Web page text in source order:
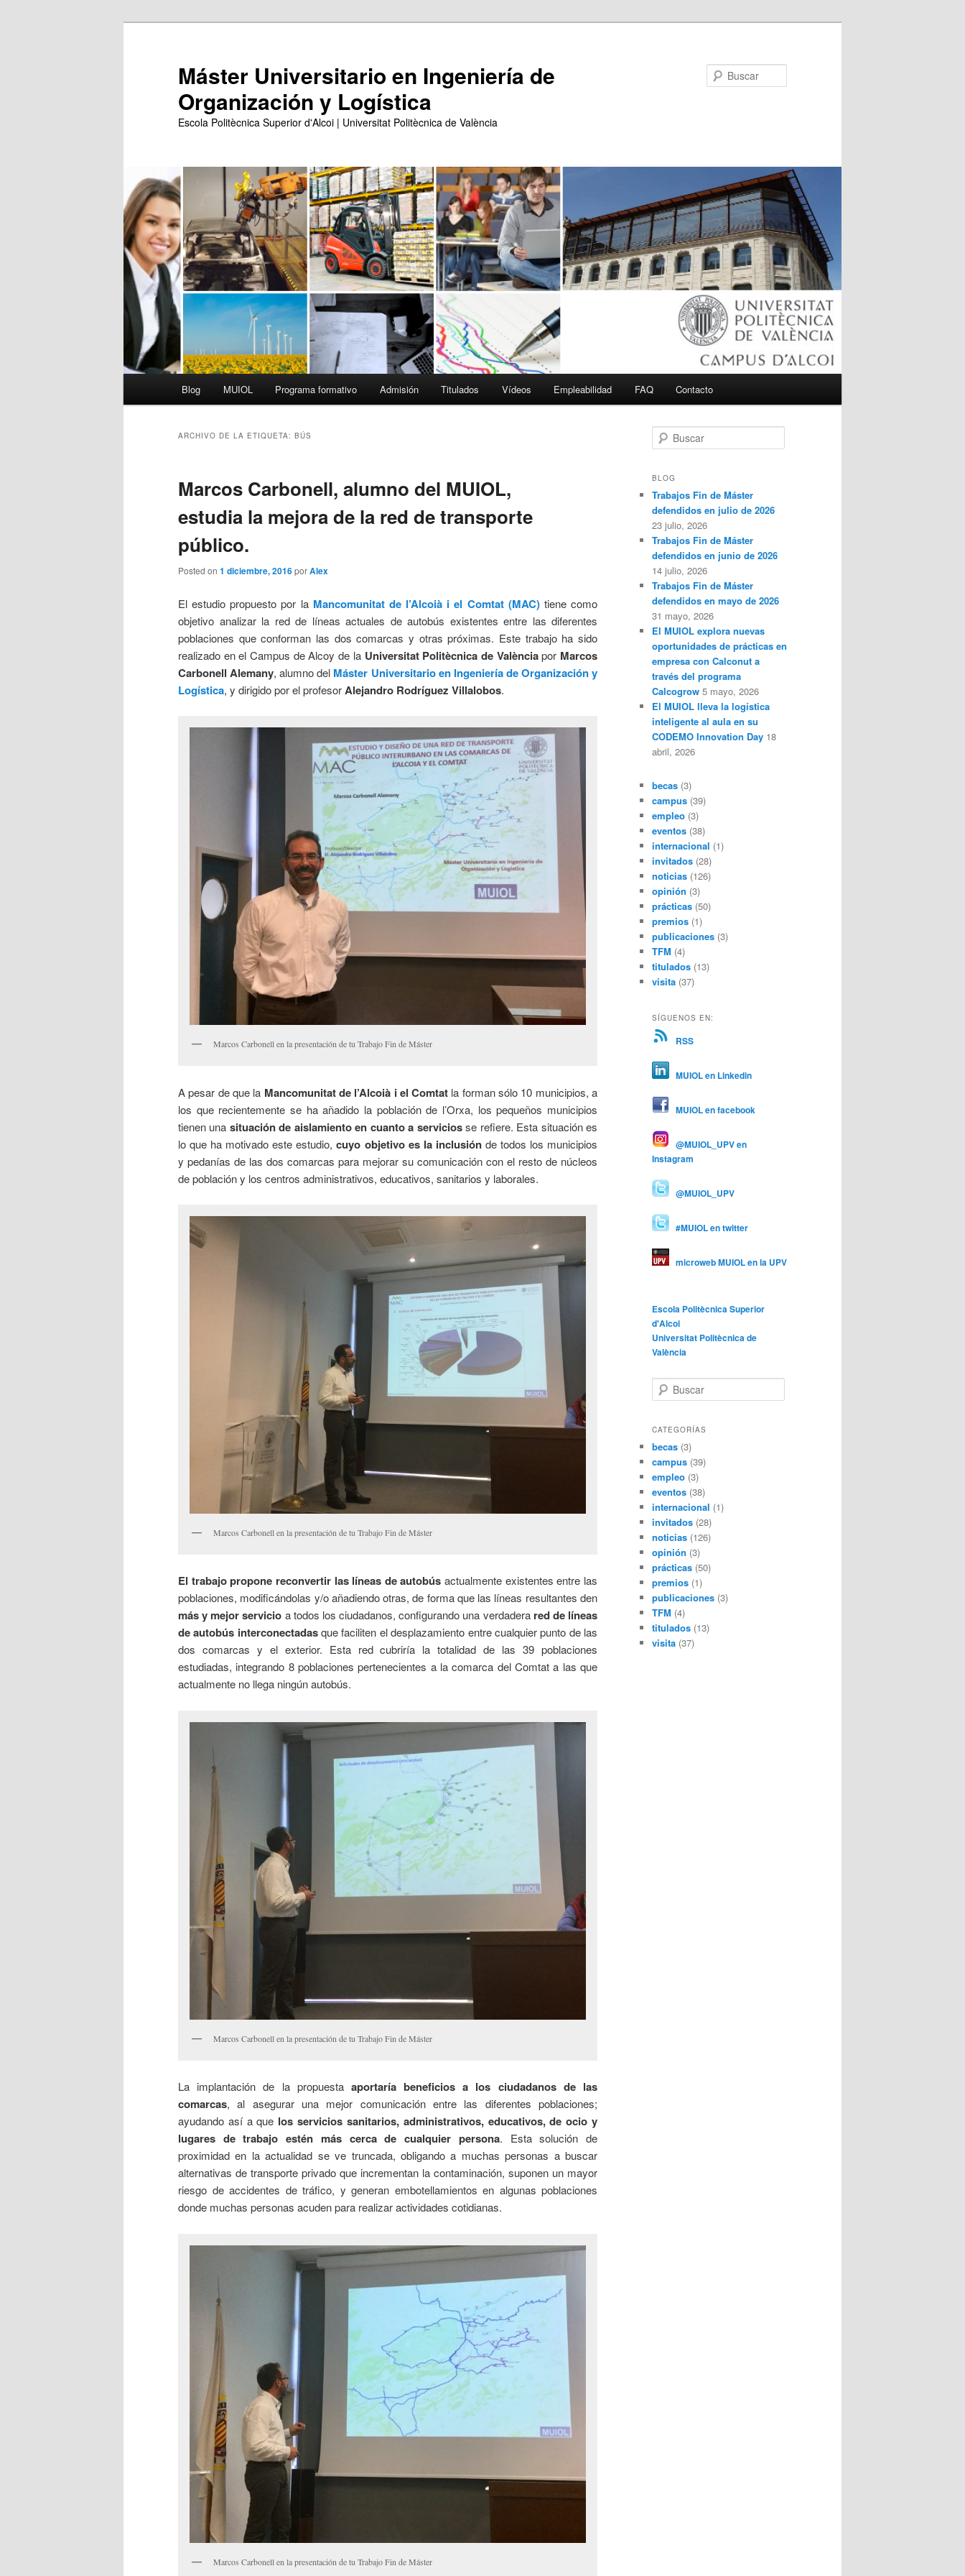
Máster Universitario en Ingeniería de
Organización y Logística
Escola Politècnica Superior d'Alcoi | Universitat Politècnica de València
Blog MUIOL Programa formativo Admisión Titulados Vídeos Empleabilidad FAQ Contacto
ARCHIVO DE LA ETIQUETA: BÚS
Marcos Carbonell, alumno del MUIOL,
estudia la mejora de la red de transporte
público.
Posted on 1 diciembre, 2016porAlex
El estudio propuesto por la Mancomunitat de l’Alcoià i el Comtat (MAC)tiene como
objetivo analizar la red de líneas actuales de autobús existentes entre las diferentes
poblaciones que conforman las dos comarcas y otras próximas. Este trabajo ha sido
realizado en el Campus de Alcoy de la Universitat Politècnica de Valènciapor Marcos
Carbonell Alemany, alumno del Máster Universitario en Ingeniería de Organización y
Logística, y dirigido por el profesorAlejandro Rodríguez Villalobos.
Marcos Carbonell en la presentación de tu Trabajo Fin de Máster
A pesar de que la Mancomunitat de l’Alcoià i el Comtat la forman sólo 10 municipios, a
los que recientemente se ha añadido la población de l’Orxa, los pequeños municipios
tienen una situación de aislamiento en cuanto a serviciosse refiere. Esta situación es
lo que ha motivado este estudio,cuyo objetivo es la inclusiónde todos los municipios
y pedanías de las dos comarcas para mejorar su comunicación con el resto de núcleos
de población y los centros administrativos, educativos, sanitarios y laborales.
Marcos Carbonell en la presentación de tu Trabajo Fin de Máster
El trabajo propone reconvertir las líneas de autobús actualmente existentes entre las
poblaciones, modificándolas y/o añadiendo otras, de forma que las líneas resultantes den
más y mejor servicio a todos los ciudadanos, configurando una verdadera red de líneas
de autobús interconectadasque faciliten el desplazamiento entre cualquier punto de las
dos comarcas y el exterior. Esta red cubriría la totalidad de las 39 poblaciones
estudiadas, integrando 8 poblaciones pertenecientes a la comarca del Comtat a las que
actualmente no llega ningún autobús.
Marcos Carbonell en la presentación de tu Trabajo Fin de Máster
La implantación de la propuesta aportaría beneficios a los ciudadanos de las
comarcas, al asegurar una mejor comunicación entre las diferentes poblaciones;
ayudando así a que los servicios sanitarios, administrativos, educativos, de ocio y
lugares de trabajo estén más cerca de cualquier persona. Esta solución de
proximidad en la actualidad se ve truncada, obligando a muchas personas a buscar
alternativas de transporte privado que incrementan la contaminación, suponen un mayor
riesgo de accidentes de tráfico, y generan embotellamientos en algunas poblaciones
donde muchas personas acuden para realizar actividades cotidianas.
Marcos Carbonell en la presentación de tu Trabajo Fin de Máster
u
c
r
BLOG
Trabajos Fin de Máster
defendidos en julio de 2026
23 julio, 2026
Trabajos Fin de Máster
defendidos en junio de 2026
14 julio, 2026
Trabajos Fin de Máster
defendidos en mayo de 2026
31 mayo, 2026
El MUIOL explora nuevas
oportunidades de prácticas en
empresa con Calconut a
través del programa
Calcogrow 5 mayo, 2026
El MUIOL lleva la logística
inteligente al aula en su
CODEMO Innovation Day 18
abril, 2026
becas (3)
campus (39)
empleo (3)
eventos (38)
internacional (1)
invitados (28)
noticias (126)
opinión (3)
prácticas (50)
premios (1)
publicaciones (3)
TFM (4)
titulados (13)
visita (37)
SÍGUENOS EN:
RSS
MUIOL en Linkedin
MUIOL en facebook
@MUIOL_UPV en
Instagram
@MUIOL_UPV
#MUIOL en twitter
microweb MUIOL en la UPV
Escola Politècnica Superior
d'Alcoi
Universitat Politècnica de
València
u
c
r
CATEGORÍAS
becas (3)
campus (39)
empleo (3)
eventos (38)
internacional (1)
invitados (28)
noticias (126)
opinión (3)
prácticas (50)
premios (1)
publicaciones (3)
TFM (4)
titulados (13)
visita (37)